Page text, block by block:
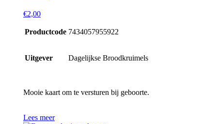
€2,00
Productcode 7434057955922
Uitgever Dagelijkse Broodkruimels
Mooie kaart om te versturen bij geboorte.
Lees meer